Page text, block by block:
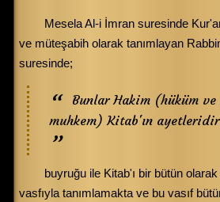
Mesela Al-i İmran suresinde
ve müteşabih olarak tanımlayan
suresinde;
Bunlar Hakim (hüküm
muhkem) Kitab'ın
buyruğu ile Kitab'ı bir bütün
vasfıyla tanımlamakta ve bu vasıf